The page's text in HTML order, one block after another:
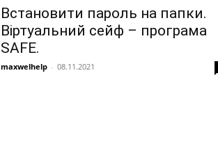
Встановити пароль на папки.
Віртуальний сейф – програма
SAFE.
maxwelhelp - 08.11.2021